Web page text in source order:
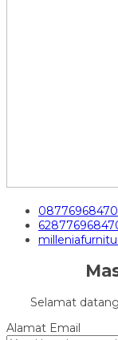
Selamat
Alamat Email